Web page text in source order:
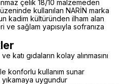
çelik 18/10 malzemeden
kullanılan NARİN marka
kadim kültüründen ilham alan
sağlam yapısıyla sofranıza
katı gıdaların kolay alınmasını
konforlu kullanım sunar
uygundur